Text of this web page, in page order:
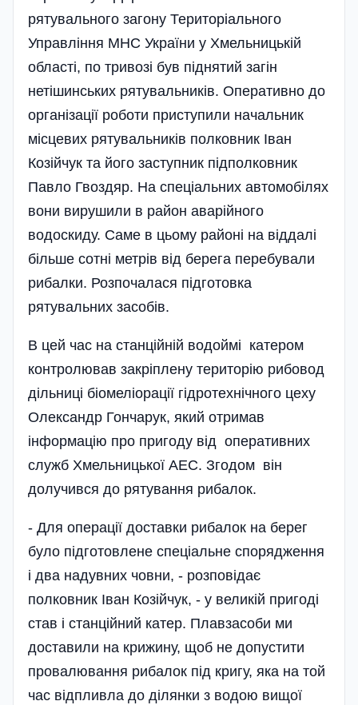
рятувального загону Територіального
Управління МНС України у Хмельницькій
області, по тривозі був піднятий загін
нетішинських рятувальників. Оперативно до
організації роботи приступили начальник
місцевих рятувальників полковник Іван
Козійчук та його заступник підполковник
Павло Гвоздяр. На спеціальних автомобілях
вони вирушили в район аварійного
водоскиду. Саме в цьому районі на віддалі
більше сотні метрів від берега перебували
рибалки. Розпочалася підготовка
рятувальних засобів.
В цей час на станційній водоймі катером
контролював закріплену територію рибовод
дільниці біомеліорації гідротехнічного цеху
Олександр Гончарук, який отримав
інформацію про пригоду від оперативних
служб Хмельницької АЕС. Згодом він
долучився до рятування рибалок.
- Для операції доставки рибалок на берег
було підготовлене спеціальне спорядження
і два надувних човни, - розповідає
полковник Іван Козійчук, - у великій пригоді
став і станційний катер. Плавзасоби ми
доставили на крижину, щоб не допустити
провалювання рибалок під кригу, яка на той
час відпливла до ділянки з водою вищої